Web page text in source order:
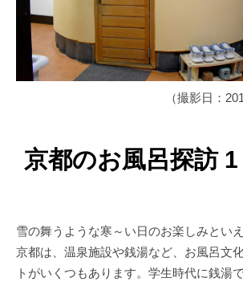
（撮影日：
京都のお風呂探訪 1
雪の舞うような寒～い日のお楽しみとい
京都は、温泉施設や銭湯など、お風呂文
トがいくつもあります。学生時代に銭湯